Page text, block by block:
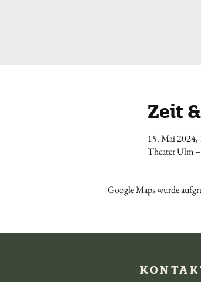
Zeit
15. Mai
Theater Ulm
Google Maps wurde